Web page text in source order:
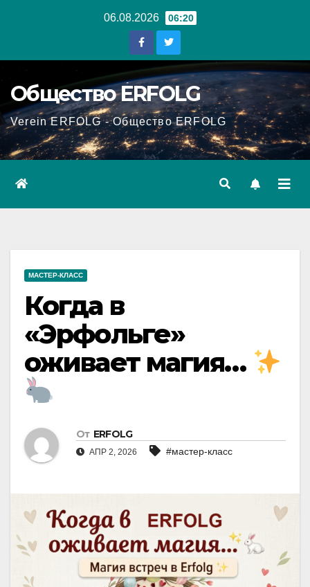
06.08.2026 06:20
Общество ERFOLG
Verein ERFOLG - Общество ERFOLG
МАСТЕР-КЛАСС
Когда в
«Эрфольге»
оживает магия…
От ERFOLG
АПР 2, 2026 #мастер-класс